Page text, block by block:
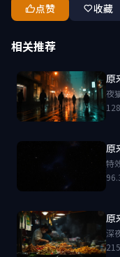
点赞 收藏
相关推荐
原
夜
原
特
原
深